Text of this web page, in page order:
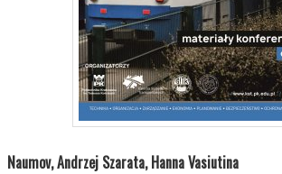
Naumov, Andrzej Szarata, Hanna Vasiutina